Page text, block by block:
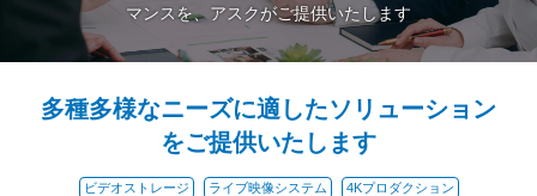
マンスを、アスクがご提供いたします
多種多様なニーズに適したソリューション
をご提供いたします
ビデオストレージ ライブ映像システム 4Kプロダクション